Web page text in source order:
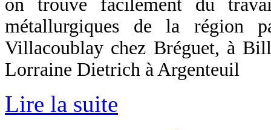
on trouve facilement du
métallurgiques de la région
Villacoublay chez Bréguet, à
Lorraine Dietrich à Argenteuil
Lire la suite